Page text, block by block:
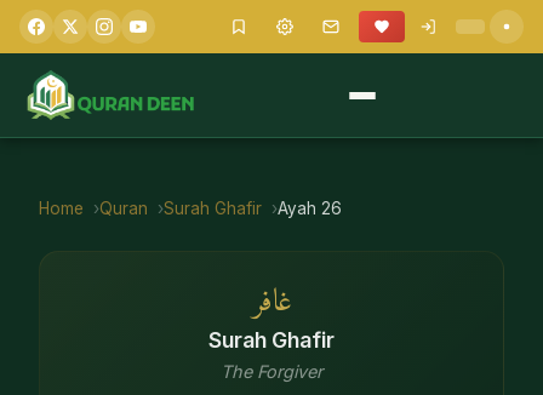
Home Quran Surah Ghafir Ayah 26
غافر
Surah Ghafir
The Forgiver